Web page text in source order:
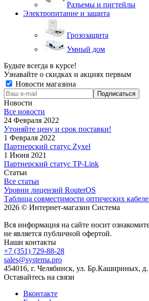
Разъемы и пигтейлы
Электропитание и защита
Грозозащита
Умный дом
Будьте всегда в курсе!
Узнавайте о скидках и акциях первым
Новости магазина
Новости
Все новости
24 Февраля 2022
Утоняйте цену и срок поставки!
1 Февраля 2022
Партнерский статус Zyxel
1 Июня 2021
Партнерский статус TP-Link
Статьи
Все статьи
Уровни лицензий RouterOS
Таблица совместимости оптических
2026 © Интернет-магазин Система
Вся информация на сайте носит
не является публичной офертой.
Наши контакты
+7 (351) 729-88-28
sales@systema.pro
454016, г. Челябинск, ул. Бр.Кашириных,
Оставайтесь на связи
Вконтакте